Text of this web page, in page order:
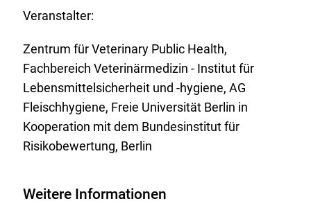
Veranstalter:
Zentrum für Veterinary Public Health,
Fachbereich Veterinärmedizin - Institut für
Lebensmittelsicherheit und -hygiene, AG
Fleischhygiene, Freie Universität Berlin in
Kooperation mit dem Bundesinstitut für
Risikobewertung, Berlin
Weitere Informationen